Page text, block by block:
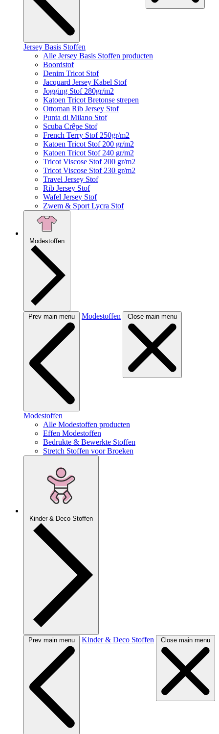
Jersey Basis Stoffen
Alle Jersey Basis Stoffen producten
Boordstof
Denim Tricot Stof
Jacquard Jersey Kabel Stof
Jogging Stof 280gr/m2
Katoen Tricot Bretonse strepen
Ottoman Rib Jersey Stof
Punta di Milano Stof
Scuba Crêpe Stof
French Terry Stof 250gr/m2
Katoen Tricot Stof 200 gr/m2
Katoen Tricot Stof 240 gr/m2
Tricot Viscose Stof 200 gr/m2
Tricot Viscose Stof 230 gr/m2
Travel Jersey Stof
Rib Jersey Stof
Wafel Jersey Stof
Zwem & Sport Lycra Stof
Modestoffen
Prev main menu Modestoffen Close main menu
Modestoffen
Alle Modestoffen producten
Effen Modestoffen
Bedrukte & Bewerkte Stoffen
Stretch Stoffen voor Broeken
Kinder & Deco Stoffen
Prev main menu Kinder & Deco Stoffen Close main menu